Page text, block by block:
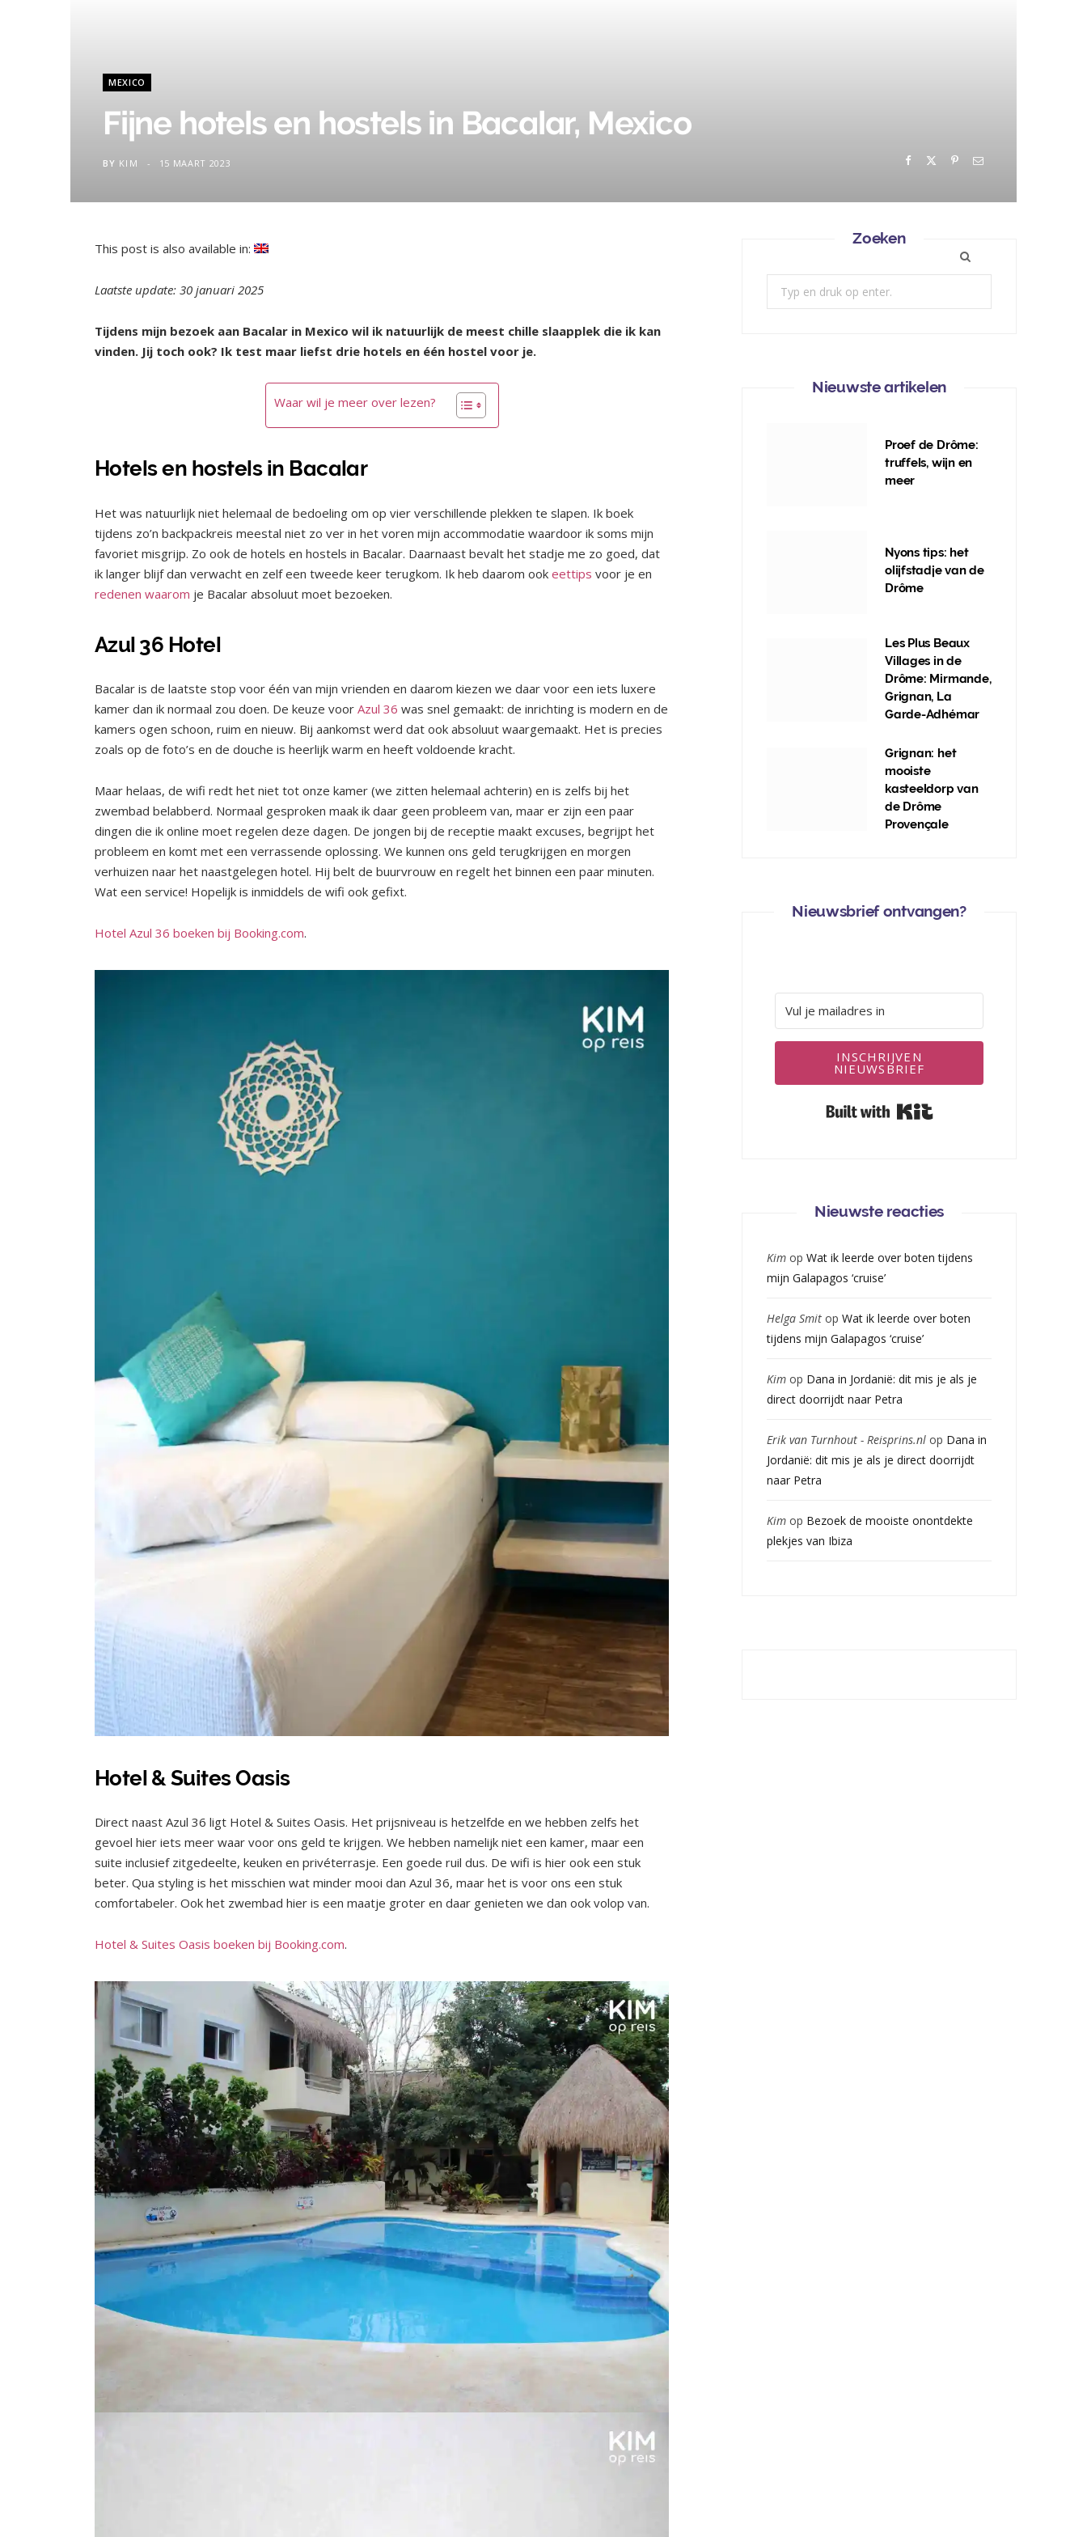
MEXICO
Fijne hotels en hostels in Bacalar, Mexico
BY KIM 15 MAART 2023
This post is also available in:
Laatste update: 30 januari 2025
Tijdens mijn bezoek aan Bacalar in Mexico wil ik natuurlijk de meest chille slaapplek die ik kan
vinden. Jij toch ook? Ik test maar liefst drie hotels en één hostel voor je.
Waar wil je meer over lezen?
Hotels en hostels in Bacalar
Het was natuurlijk niet helemaal de bedoeling om op vier verschillende plekken te slapen. Ik boek
tijdens zo’n backpackreis meestal niet zo ver in het voren mijn accommodatie waardoor ik soms mijn
favoriet misgrijp. Zo ook de hotels en hostels in Bacalar. Daarnaast bevalt het stadje me zo goed, dat
ik langer blijf dan verwacht en zelf een tweede keer terugkom. Ik heb daarom ook eettips voor je en
redenen waarom je Bacalar absoluut moet bezoeken.
Azul 36 Hotel
Bacalar is de laatste stop voor één van mijn vrienden en daarom kiezen we daar voor een iets luxere
kamer dan ik normaal zou doen. De keuze voor Azul 36 was snel gemaakt: de inrichting is modern en de
kamers ogen schoon, ruim en nieuw. Bij aankomst werd dat ook absoluut waargemaakt. Het is precies
zoals op de foto’s en de douche is heerlijk warm en heeft voldoende kracht.
Maar helaas, de wifi redt het niet tot onze kamer (we zitten helemaal achterin) en is zelfs bij het
zwembad belabberd. Normaal gesproken maak ik daar geen probleem van, maar er zijn een paar
dingen die ik online moet regelen deze dagen. De jongen bij de receptie maakt excuses, begrijpt het
probleem en komt met een verrassende oplossing. We kunnen ons geld terugkrijgen en morgen
verhuizen naar het naastgelegen hotel. Hij belt de buurvrouw en regelt het binnen een paar minuten.
Wat een service! Hopelijk is inmiddels de wifi ook gefixt.
Hotel Azul 36 boeken bij Booking.com.
Hotel & Suites Oasis
Direct naast Azul 36 ligt Hotel & Suites Oasis. Het prijsniveau is hetzelfde en we hebben zelfs het
gevoel hier iets meer waar voor ons geld te krijgen. We hebben namelijk niet een kamer, maar een
suite inclusief zitgedeelte, keuken en privéterrasje. Een goede ruil dus. De wifi is hier ook een stuk
beter. Qua styling is het misschien wat minder mooi dan Azul 36, maar het is voor ons een stuk
comfortabeler. Ook het zwembad hier is een maatje groter en daar genieten we dan ook volop van.
Hotel & Suites Oasis boeken bij Booking.com.
Zoeken
Nieuwste artikelen
Proef de Drôme:
truffels, wijn en
meer
Nyons tips: het
olijfstadje van de
Drôme
Les Plus Beaux
Villages in de
Drôme: Mirmande,
Grignan, La
Garde-Adhémar
Grignan: het
mooiste
kasteeldorp van
de Drôme
Provençale
Nieuwsbrief ontvangen?
INSCHRIJVEN
NIEUWSBRIEF
Nieuwste reacties
Kim op Wat ik leerde over boten tijdens
mijn Galapagos ‘cruise’
Helga Smit op Wat ik leerde over boten
tijdens mijn Galapagos ‘cruise’
Kim op Dana in Jordanië: dit mis je als je
direct doorrijdt naar Petra
Erik van Turnhout - Reisprins.nl op Dana in
Jordanië: dit mis je als je direct doorrijdt
naar Petra
Kim op Bezoek de mooiste onontdekte
plekjes van Ibiza